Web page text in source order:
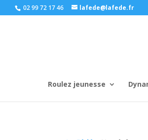
02 99 72 17 46 lafede@lafede.fr
Roulez jeunesse